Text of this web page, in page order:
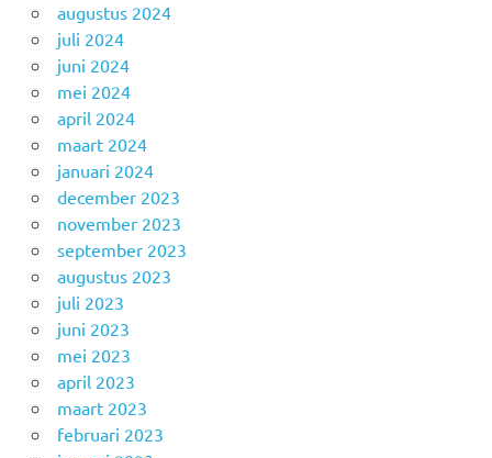
augustus 2024
juli 2024
juni 2024
mei 2024
april 2024
maart 2024
januari 2024
december 2023
november 2023
september 2023
augustus 2023
juli 2023
juni 2023
mei 2023
april 2023
maart 2023
februari 2023